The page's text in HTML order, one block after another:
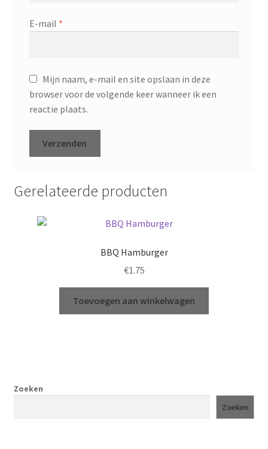
E-mail *
Mijn naam, e-mail en site opslaan in deze
browser voor de volgende keer wanneer ik een
reactie plaats.
Gerelateerde producten
BBQ Hamburger
€1.75
Toevoegen aan winkelwagen
Zoeken
Zoeken